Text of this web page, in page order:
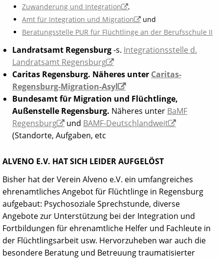
Zuwanderung und Integration
,
Amt für Integration und Migration
und
Beratungsstelle PUR für Flüchtlinge an der Berufsschule II
Landratsamt Regensburg-s. Integrationsstelle d.
Landratsamt Regensburg
Caritas Regensburg. Näheres unter Caritas-
Regensburg-Migration-Asyl
Bundesamt für Migration und Flüchtlinge,
Außenstelle Regensburg. Näheres unter BaMF
Regensburg
und BAMF-Deutschlandweit
(Standorte, Aufgaben, etc
ALVENO E.V. HAT SICH LEIDER AUFGELÖST
Bisher hat der Verein Alveno e.V. ein umfangreiches
ehrenamtliches Angebot für Flüchtlinge in Regensburg
aufgebaut: Psychosoziale Sprechstunde, diverse
Angebote zur Unterstützung bei der Integration und
Fortbildungen für ehrenamtliche Helfer und Fachleute in
der Flüchtlingsarbeit usw. Hervorzuheben war auch die
besondere Beratung und Betreuung traumatisierter